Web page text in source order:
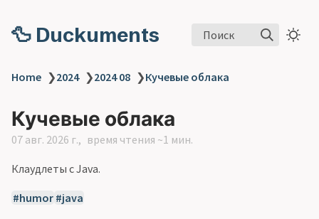
🦆 Duckuments Поиск
Home ❯2024 ❯2024 08 ❯Кучевые облака
Кучевые облака
07 авг. 2026 г. время чтения ~1 мин.
Клаудлеты с Java.
humor java